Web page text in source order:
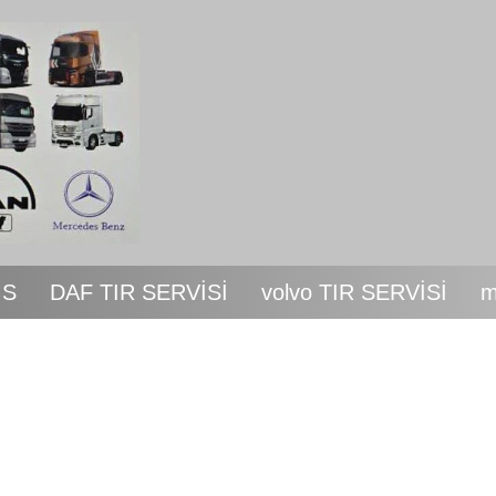
DAF TIR SERVİSİ volvo TIR SERVİSİ